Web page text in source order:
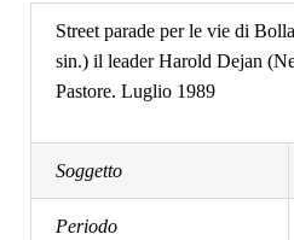
Street parade per le vie di
sin.) il leader Harold Dejan
Pastore. Luglio 1989
Soggetto
Periodo